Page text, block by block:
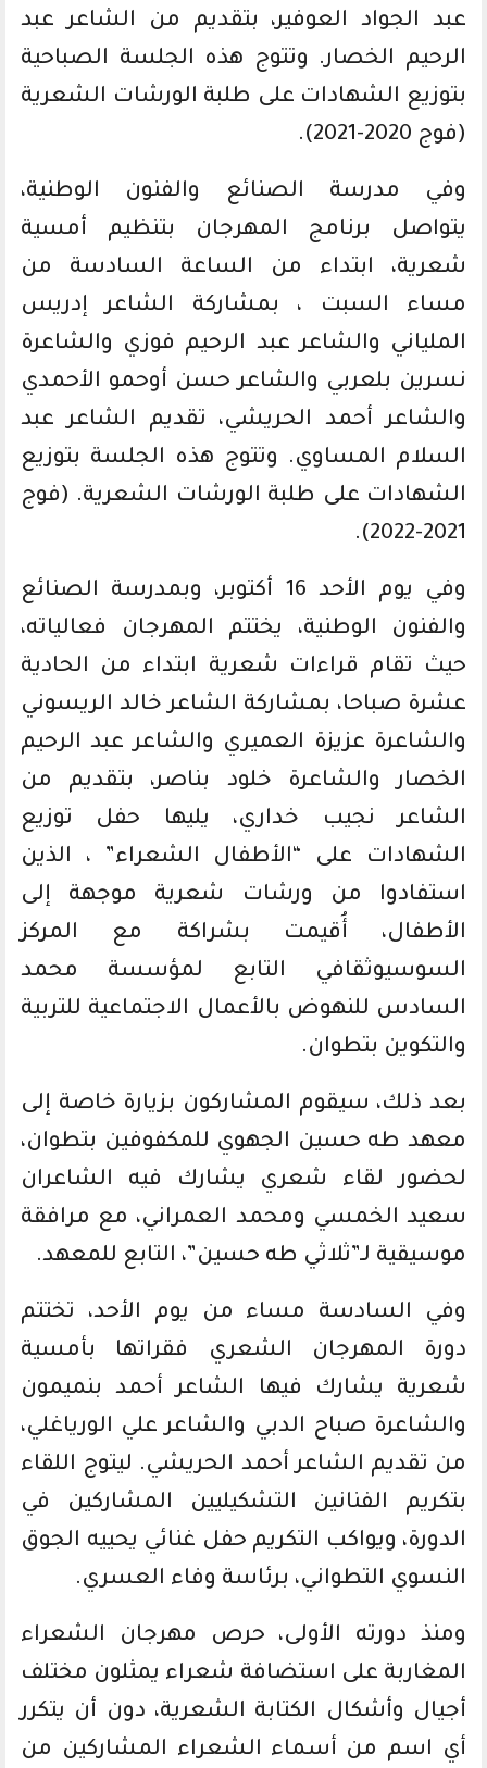
عبد الجواد العوفير، بتقديم من الشاعر عبد
الرحيم الخصار. وتتوج هذه الجلسة الصباحية
بتوزيع الشهادات على طلبة الورشات الشعرية
(فوج 2020-2021).
وفي مدرسة الصنائع والفنون الوطنية،
يتواصل برنامج المهرجان بتنظيم أمسية
شعرية، ابتداء من الساعة السادسة من
مساء السبت ، بمشاركة الشاعر إدريس
الملياني والشاعر عبد الرحيم فوزي والشاعرة
نسرين بلعربي والشاعر حسن أوحمو الأحمدي
والشاعر أحمد الحريشي، تقديم الشاعر عبد
السلام المساوي. وتتوج هذه الجلسة بتوزيع
الشهادات على طلبة الورشات الشعرية. (فوج
2021-2022).
وفي يوم الأحد 16 أكتوبر، وبمدرسة الصنائع
والفنون الوطنية، يختتم المهرجان فعالياته،
حيث تقام قراءات شعرية ابتداء من الحادية
عشرة صباحا، بمشاركة الشاعر خالد الريسوني
والشاعرة عزيزة العميري والشاعر عبد الرحيم
الخصار والشاعرة خلود بناصر، بتقديم من
الشاعر نجيب خداري، يليها حفل توزيع
الشهادات على “الأطفال الشعراء” ، الذين
استفادوا من ورشات شعرية موجهة إلى
الأطفال، أُقيمت بشراكة مع المركز
السوسيوثقافي التابع لمؤسسة محمد
السادس للنهوض بالأعمال الاجتماعية للتربية
والتكوين بتطوان.
بعد ذلك، سيقوم المشاركون بزيارة خاصة إلى
معهد طه حسين الجهوي للمكفوفين بتطوان،
لحضور لقاء شعري يشارك فيه الشاعران
سعيد الخمسي ومحمد العمراني، مع مرافقة
موسيقية لـ”ثلاثي طه حسين”، التابع للمعهد.
وفي السادسة مساء من يوم الأحد، تختتم
دورة المهرجان الشعري فقراتها بأمسية
شعرية يشارك فيها الشاعر أحمد بنميمون
والشاعرة صباح الدبي والشاعر علي الورياغلي،
من تقديم الشاعر أحمد الحريشي. ليتوج اللقاء
بتكريم الفنانين التشكيليين المشاركين في
الدورة، ويواكب التكريم حفل غنائي يحييه الجوق
النسوي التطواني، برئاسة وفاء العسري.
ومنذ دورته الأولى، حرص مهرجان الشعراء
المغاربة على استضافة شعراء يمثلون مختلف
أجيال وأشكال الكتابة الشعرية، دون أن يتكرر
أي اسم من أسماء الشعراء المشاركين من